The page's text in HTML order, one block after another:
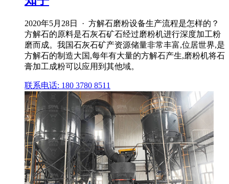
2020年5月28日 · 方解石磨粉设备生产流程是怎样的？
方解石的原料是石灰石矿石经过磨粉机进行深度加工粉
磨而成。我国石灰石矿产资源储量非常丰富,位居世界,是
方解石的制造大国,每年有大量的方解石产生,磨粉机将石
膏加工成粉可以应用到其他域。
联系电话: 180 3780 8511